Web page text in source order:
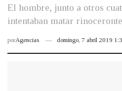
El hombre, junto a otros
intentaban matar
porAgencias domingo, 7 abril 2019